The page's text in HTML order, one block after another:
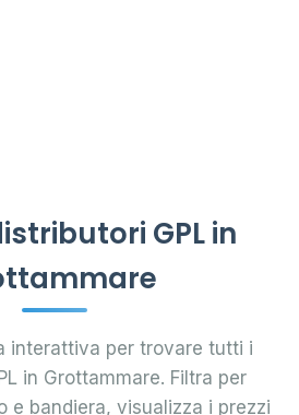
GPL in
interattiva per trovare tutti i
in Grottammare. Filtra per
e bandiera, visualizza i prezzi